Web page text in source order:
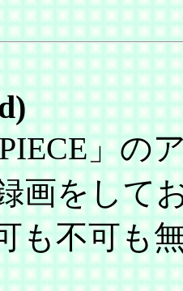
」の
画をして
も不可も